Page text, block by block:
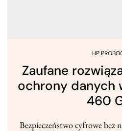
HP
Zaufane
ochrony danych
460
Bezpieczeństwo cyfrowe bez